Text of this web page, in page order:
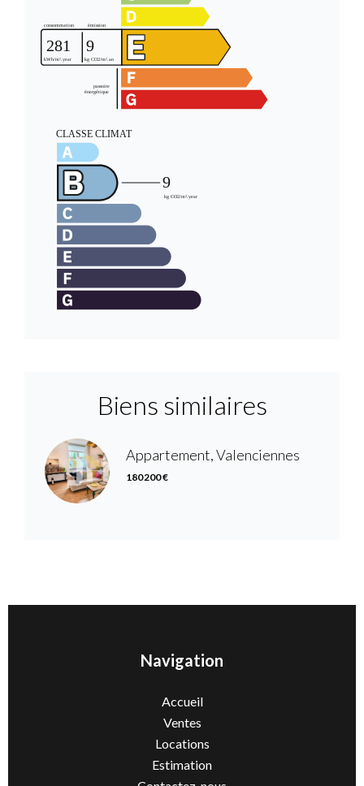
Biens similaires
Appartement, Valenciennes
180 200 €
Navigation
Accueil
Ventes
Locations
Estimation